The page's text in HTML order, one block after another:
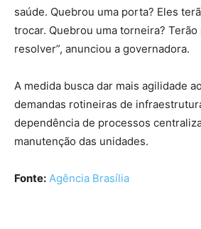
saúde. Quebrou uma porta? Eles
trocar. Quebrou uma torneira?
resolver”, anunciou a governadora.
A medida busca dar mais agilidade
demandas rotineiras de
dependência de processos
manutenção das unidades.
Fonte: Agência Brasília